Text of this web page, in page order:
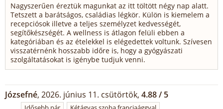
Nagyszerűen éreztük magunkat az itt töltött négy nap alatt.
Tetszett a barátságos, családias légkör. Külön is kiemelem a
recepciósok illetve a teljes személyzet kedvességét,
segítőkészségét. A wellness is átlagon felüli ebben a
kategóriában és az ételekkel is elégedettek voltunk. Szívesen
visszatérnénk hosszabb időre is, hogy a gyógyászati
szolgáltatásokat is igénybe tudjuk venni.
Józsefné, 2026. június 11. csütörtök, 4.88 / 5